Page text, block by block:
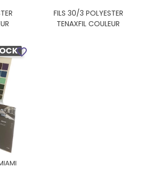
FILS 30/3 POLYESTER
TENAXFIL COULEUR
favorite_border